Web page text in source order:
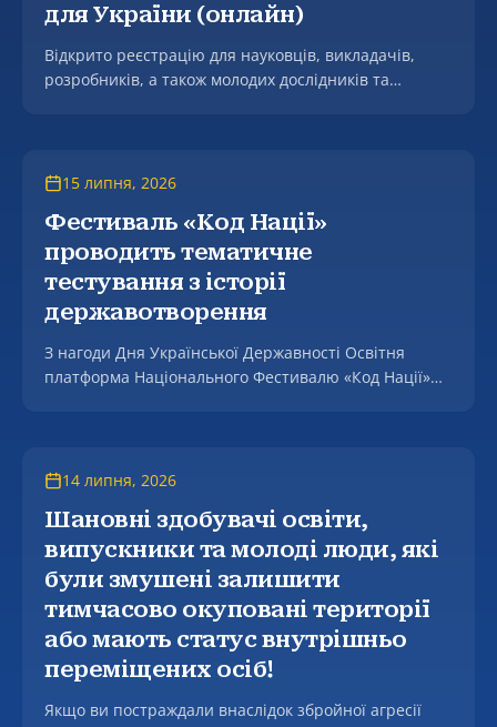
для України (онлайн)
Відкрито реєстрацію для науковців, викладачів,
розробників, а також молодих дослідників та
Європа» для учасників з України (Horizon Europe
15 липня, 2026
Фестиваль «Код Нації»
проводить тематичне
тестування з історії
державотворення
З нагоди Дня Української Державності Освітня
платформа Національного Фестивалю «Код Нації»
14 липня, 2026
Шановні здобувачі освіти,
випускники та молоді люди, які
були змушені залишити
тимчасово окуповані території
або мають статус внутрішньо
переміщених осіб!
Якщо ви постраждали внаслідок збройної агресії